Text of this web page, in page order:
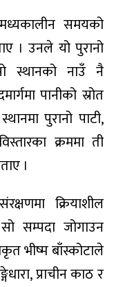
समयको
। उनले यो पुरानो
स्थानको नाउँ नै
पानीको स्रोत
पुरानो पाटी,
क्रममा ती
।
क्रियाशील
सम्पदा जोगाउन
भीष्म बाँस्कोटाले
प्राचीन काठ र